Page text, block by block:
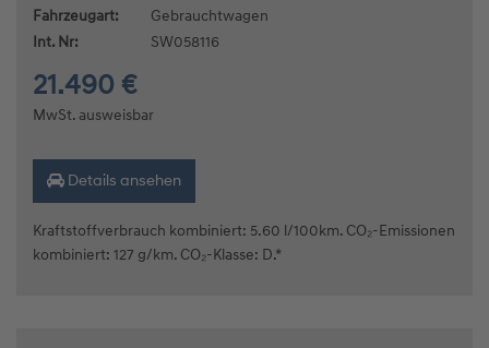
Fahrzeugart:
Gebrauchtwagen
Int. Nr:
SW058116
21.490 €
MwSt. ausweisbar
Details ansehen
Kraftstoffverbrauch kombiniert: 5.60 l/100km. CO₂-Emissionen
kombiniert: 127 g/km. CO₂-Klasse: D.*